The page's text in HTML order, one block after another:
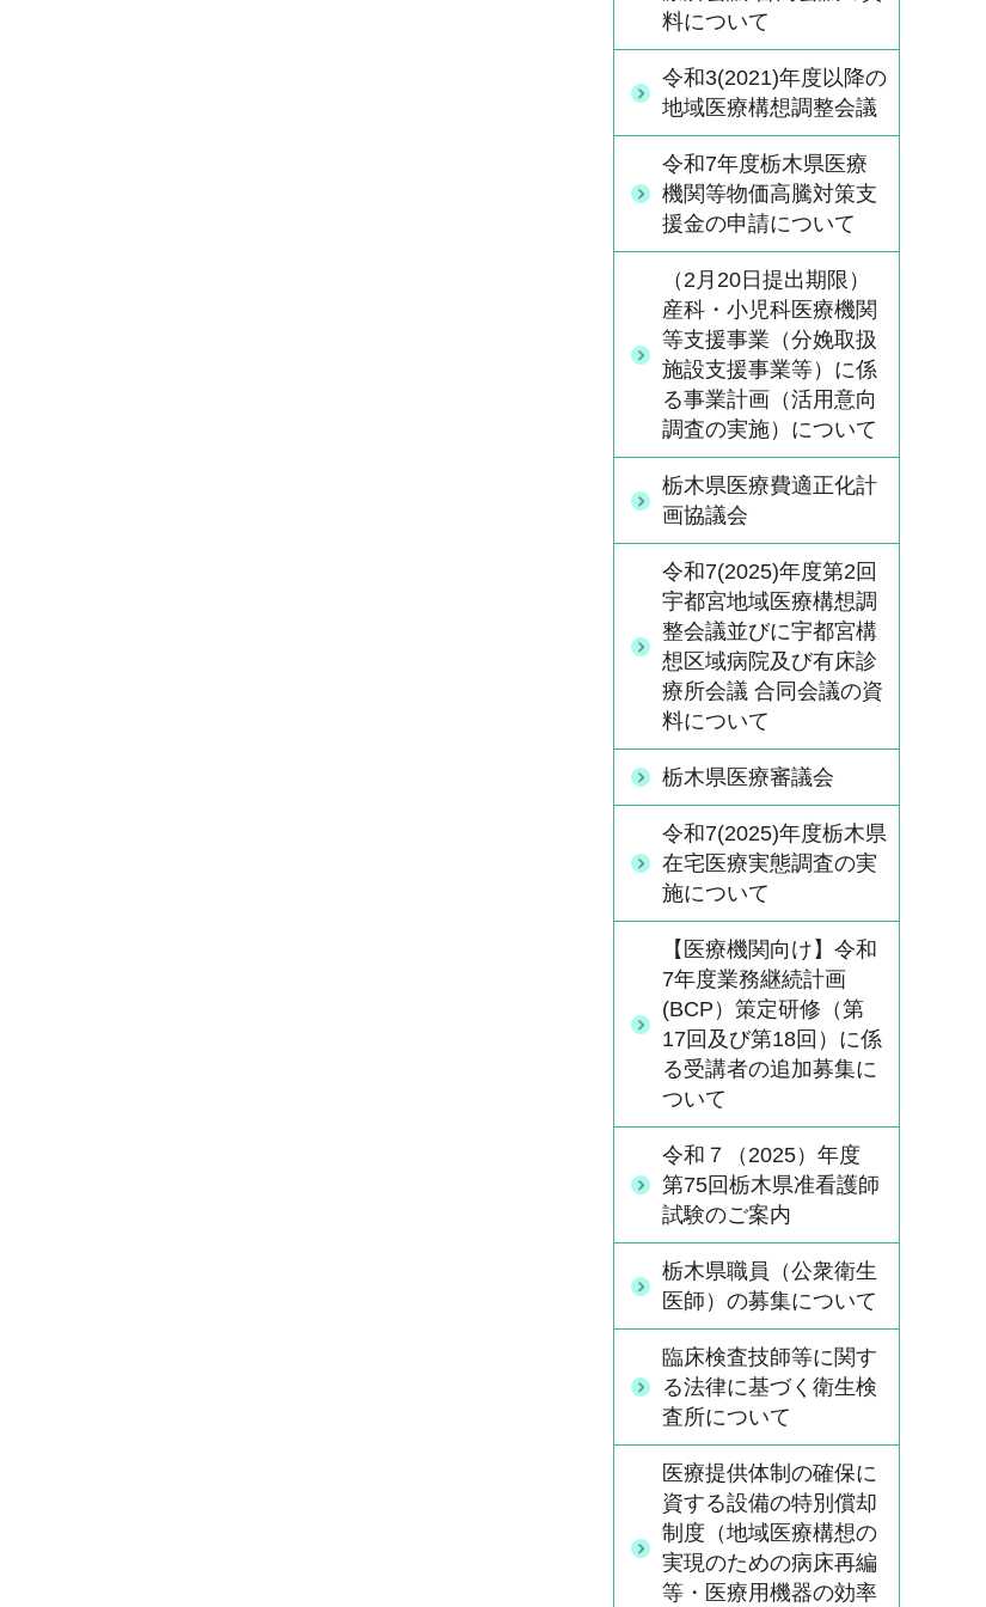
料について
令和3(2021)年度以降の
地域医療構想調整会議
令和7年度栃木県医療
機関等物価高騰対策支
援金の申請について
（2月20日提出期限）
産科・小児科医療機関
等支援事業（分娩取扱
施設支援事業等）に係
る事業計画（活用意向
調査の実施）について
栃木県医療費適正化計
画協議会
令和7(2025)年度第2回
宇都宮地域医療構想調
整会議並びに宇都宮構
想区域病院及び有床診
療所会議 合同会議の資
料について
栃木県医療審議会
令和7(2025)年度栃木県
在宅医療実態調査の実
施について
【医療機関向け】令和
7年度業務継続計画
(BCP）策定研修（第
17回及び第18回）に係
る受講者の追加募集に
ついて
令和７（2025）年度
第75回栃木県准看護師
試験のご案内
栃木県職員（公衆衛生
医師）の募集について
臨床検査技師等に関す
る法律に基づく衛生検
査所について
医療提供体制の確保に
資する設備の特別償却
制度（地域医療構想の
実現のための病床再編
等・医療用機器の効率